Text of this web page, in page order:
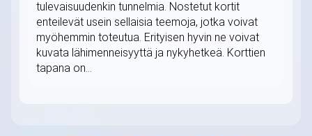
tulevaisuudenkin tunnelmia. Nostetut kortit
enteilevät usein sellaisia teemoja, jotka voivat
myöhemmin toteutua. Erityisen hyvin ne voivat
kuvata lähimenneisyyttä ja nykyhetkeä. Korttien
tapana on...